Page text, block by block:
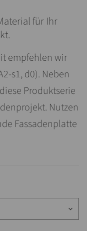
für Ihr
empfehlen wir
s1, d0). Neben
Produktserie
Nutzen
Fassadenplatte
keyboard_arrow_down